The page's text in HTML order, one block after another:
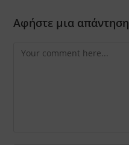
Αφήστε μια απάντηση
Comment